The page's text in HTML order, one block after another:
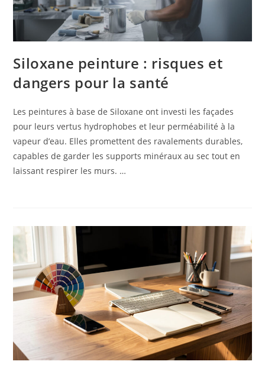
Siloxane peinture : risques et
dangers pour la santé
Les peintures à base de Siloxane ont investi les façades
pour leurs vertus hydrophobes et leur perméabilité à la
vapeur d’eau. Elles promettent des ravalements durables,
capables de garder les supports minéraux au sec tout en
laissant respirer les murs. …